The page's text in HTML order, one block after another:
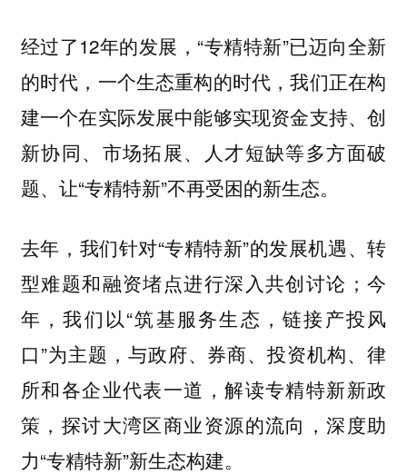
经过了12年的发展，“专精特新”已迈向全新
的时代，一个生态重构的时代，我们正在构
建一个在实际发展中能够实现资金支持、创
新协同、市场拓展、人才短缺等多方面破
题、让“专精特新”不再受困的新生态。
去年，我们针对“专精特新”的发展机遇、转
型难题和融资堵点进行深入共创讨论；今
年，我们以“筑基服务生态，链接产投风
口”为主题，与政府、券商、投资机构、律
所和各企业代表一道，解读专精特新新政
策，探讨大湾区商业资源的流向，深度助
力“专精特新”新生态构建。